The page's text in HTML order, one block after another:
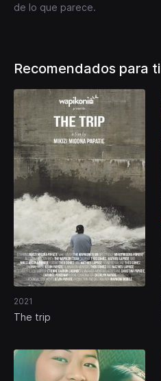
de lo que parece.
Recomendados para ti
2021
The trip